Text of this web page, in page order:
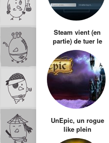
Steam vient (en
partie) de tuer le
marché d’occasion
UnEpic, un rogue
like plein
d’humour…